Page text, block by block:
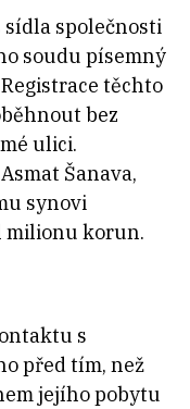
sídla společnosti
soudu písemný
těchto
bez
ulici.
Šanava,
synovi
milionu korun.
s
před tím, než
jejího pobytu